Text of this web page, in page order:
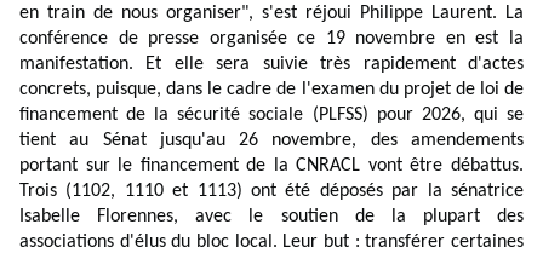
en train de nous organiser", s'est réjoui Philippe Laurent. La
conférence de presse organisée ce 19 novembre en est la
manifestation. Et elle sera suivie très rapidement d'actes
concrets, puisque, dans le cadre de l'examen du projet de loi de
financement de la sécurité sociale (PLFSS) pour 2026, qui se
tient au Sénat jusqu'au 26 novembre, des amendements
portant sur le financement de la CNRACL vont être débattus.
Trois (1102, 1110et 1113) ont été déposés par la sénatrice
Isabelle Florennes, avec le soutien de la plupart des
associations d'élus du bloc local. Leur but : transférer certaines